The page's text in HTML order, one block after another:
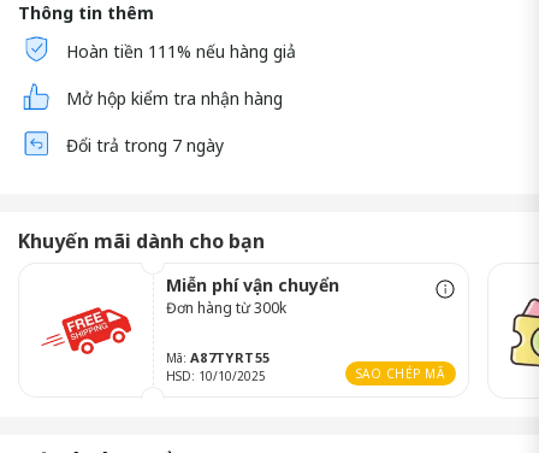
Thông tin thêm
Hoàn tiền 111% nếu hàng giả
Mở hộp kiểm tra nhận hàng
Đổi trả trong 7 ngày
Khuyến mãi dành cho bạn
Miễn phí vận chuyển
Đơn hàng từ 300k
Mã: A87TYRT55
HSD: 10/10/2025 SAO CHÉP MÃ